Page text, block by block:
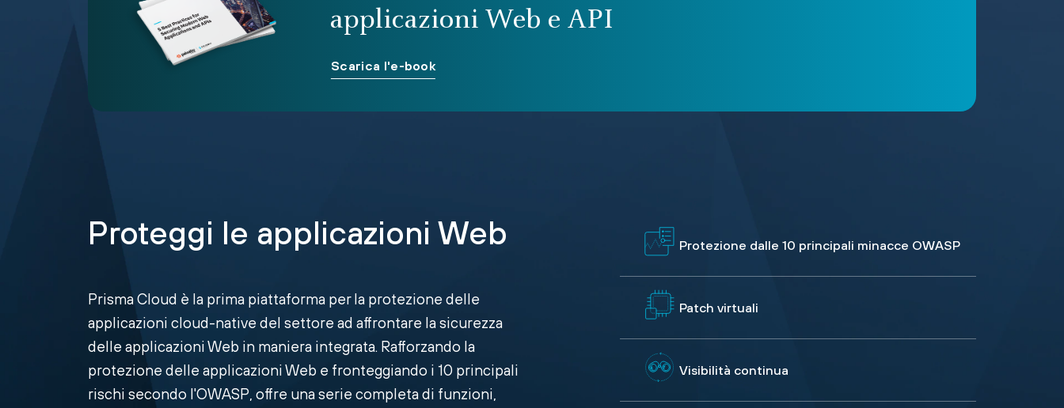
applicazioni Web e API
Scarica l'e-book
Proteggi le applicazioni Web
Prisma Cloud è la prima piattaforma per la protezione delle
applicazioni cloud-native del settore ad affrontare la sicurezza
delle applicazioni Web in maniera integrata. Rafforzando la
protezione delle applicazioni Web e fronteggiando i 10 principali
rischi secondo l'OWASP, offre una serie completa di funzioni,
Protezione dalle 10 principali minacce OWASP
Patch virtuali
Visibilità continua